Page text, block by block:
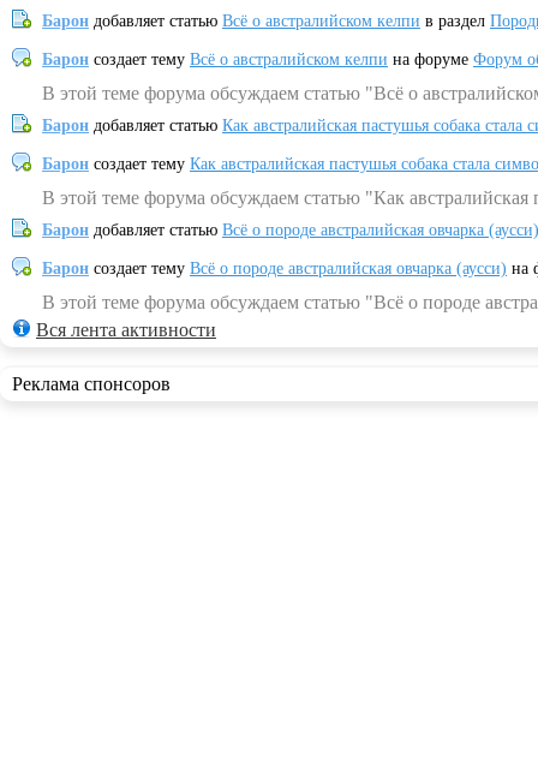
Барон добавляет статью Всё о австралийском келпи в раздел
Барон создает тему Всё о австралийском келпи на форуме Форум
В этой теме форума обсуждаем статью "Всё о
Барон добавляет статью Как австралийская пастушья собака
Барон создает тему Как австралийская пастушья собака стала
В этой теме форума обсуждаем статью "Как
Барон добавляет статью Всё о породе австралийская овчарка (аусси)
Барон создает тему Всё о породе австралийская овчарка (аусси) на
В этой теме форума обсуждаем статью "Всё о породе
Вся лента активности
Реклама спонсоров